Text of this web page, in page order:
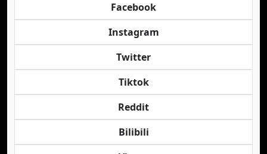
Facebook
Instagram
Twitter
Tiktok
Reddit
Bilibili